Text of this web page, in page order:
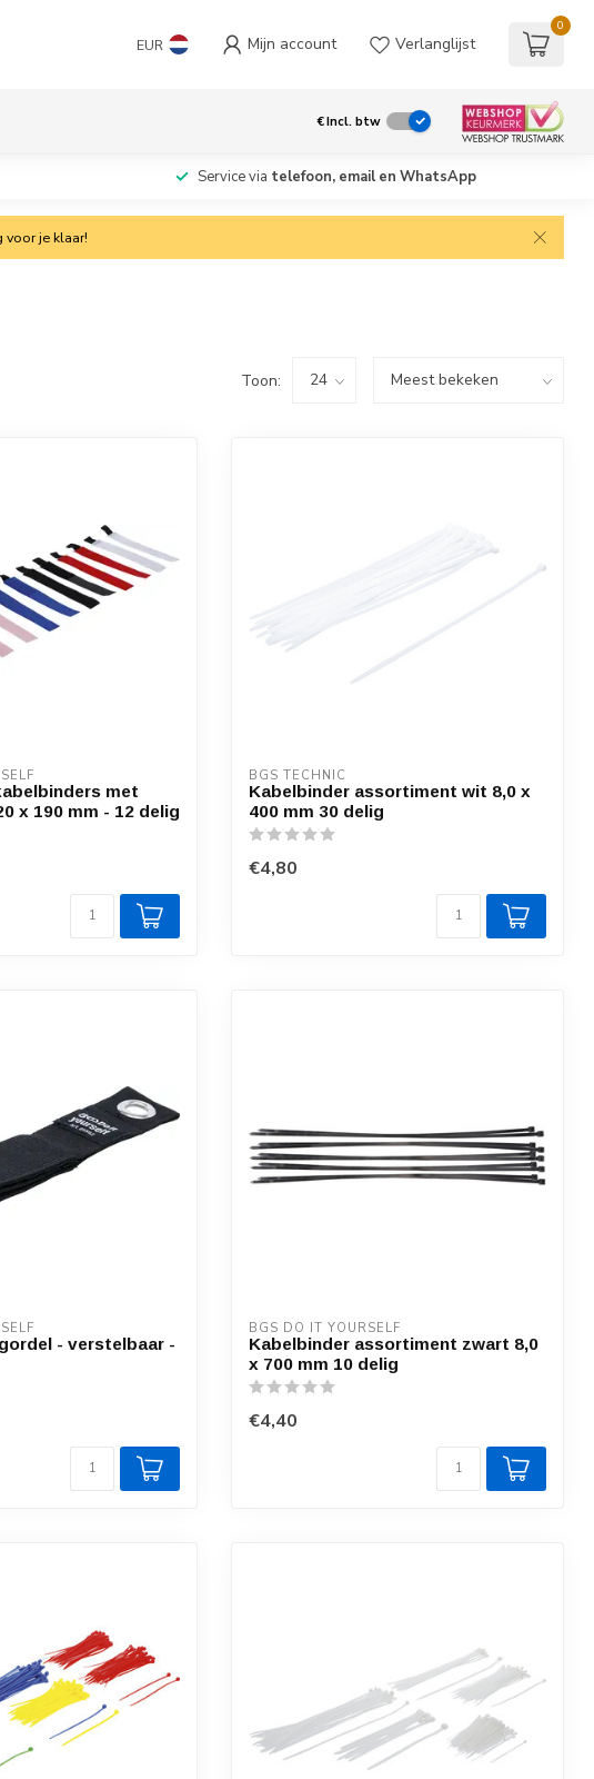
EUR Mijn account Verlanglijst
0
€Incl. btw
Service via telefoon, email en WhatsApp
je klaar!
Toon:
met
x 190 mm - 12 delig
BGS TECHNIC
Kabelbinder assortiment wit 8,0 x
400 mm 30 delig
€4,80
- verstelbaar -
BGS DO IT YOURSELF
Kabelbinder assortiment zwart 8,0
x 700 mm 10 delig
€4,40